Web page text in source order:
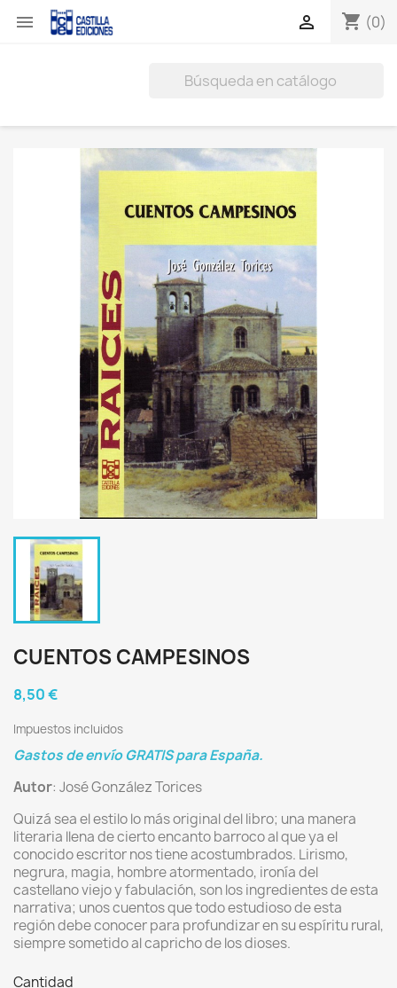
 shopping_cart (0)

CUENTOS CAMPESINOS
8,50 €
Impuestos incluidos
Gastos de envío GRATIS para España.
Autor: José González Torices
Quizá sea el estilo lo más original del libro; una manera
literaria llena de cierto encanto barroco al que ya el
conocido escritor nos tiene acostumbrados. Lirismo,
negrura, magia, hombre atormentado, ironía del
castellano viejo y fabulación, son los ingredientes de esta
narrativa; unos cuentos que todo estudioso de esta
región debe conocer para profundizar en su espíritu rural,
siempre sometido al capricho de los dioses.
Cantidad